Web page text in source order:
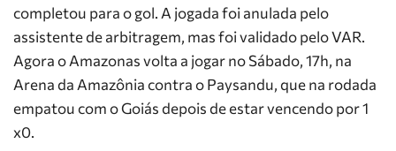
completou para o gol. A jogada foi anulada pelo
assistente de arbitragem, mas foi validado pelo VAR.
Agora o Amazonas volta a jogar no Sábado, 17h, na
Arena da Amazônia contra o Paysandu, que na rodada
empatou com o Goiás depois de estar vencendo por 1
x0.